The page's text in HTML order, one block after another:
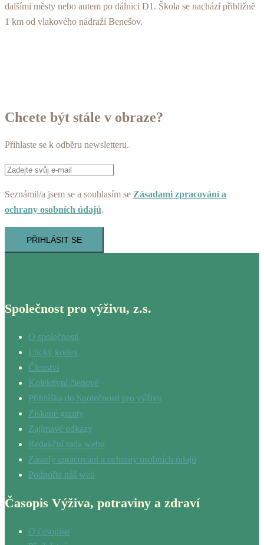
dalšími městy nebo autem po dálnici D1. Škola se nachází přibližně
1 km od vlakového nádraží Benešov.
Chcete být stále v obraze?
Přihlaste se k odběru newsletteru.
Seznámil/a jsem se a souhlasím se Zásadami zpracování a
ochrany osobních údajů.
PŘIHLÁSIT SE
Společnost pro výživu, z.s.
O společnosti
Etický kodex
Členství
Kolektivní členové
Přihláška do Společnosti pro výživu
Získané granty
Zajímavé odkazy
Redakční rada webu
Zásady zpracování a ochrany osobních údajů
Podpořte náš web
Časopis Výživa, potraviny a zdraví
O časopisu